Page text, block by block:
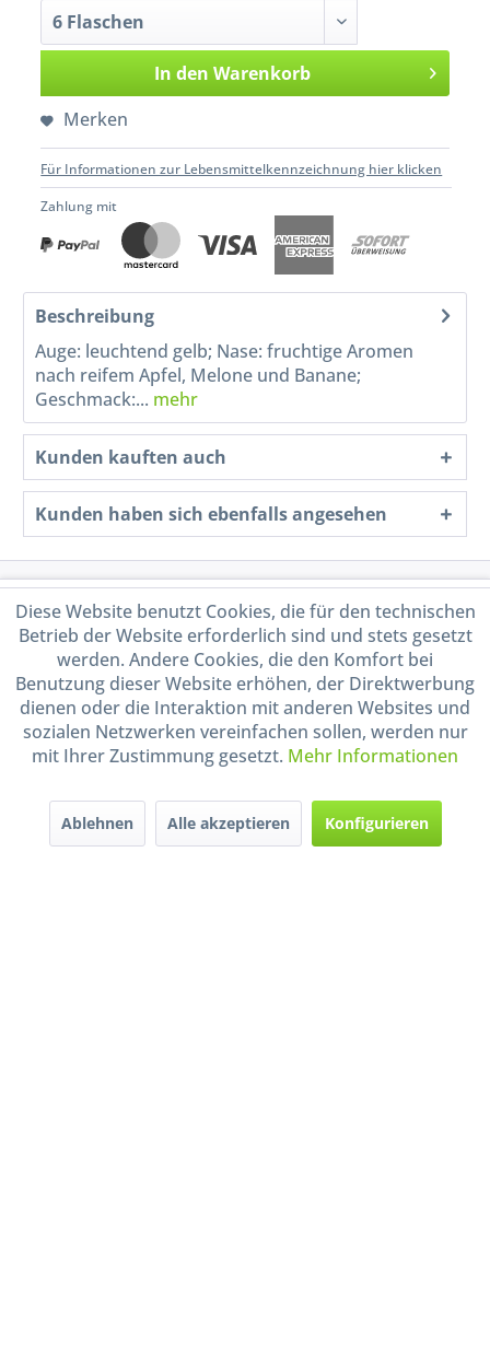
In den Warenkorb
Merken
Für Informationen zur Lebensmittelkennzeichnung hier klicken
Zahlung mit
Beschreibung
Auge: leuchtend gelb; Nase: fruchtige Aromen
nach reifem Apfel, Melone und Banane;
Geschmack:... mehr
Kunden kauften auch
Kunden haben sich ebenfalls angesehen
Service Hotline
Shop Service
Informationen
Handel mit BIO-Weinen
durch DE-ÖKO-009
Diese Website benutzt Cookies, die für den technischen
Betrieb der Website erforderlich sind und stets gesetzt
werden. Andere Cookies, die den Komfort bei
Benutzung dieser Website erhöhen, der Direktwerbung
dienen oder die Interaktion mit anderen Websites und
sozialen Netzwerken vereinfachen sollen, werden nur
mit Ihrer Zustimmung gesetzt. Mehr Informationen
Ablehnen Alle akzeptieren Konfigurieren